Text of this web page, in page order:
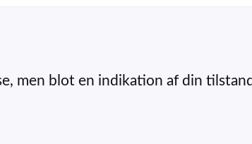
men blot en indikation af din